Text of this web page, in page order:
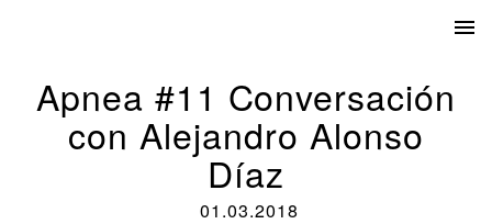
Apnea #11 Conversación
con Alejandro Alonso
Díaz
01.03.2018